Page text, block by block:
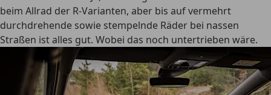
beim Allrad der R-Varianten, aber bis auf vermehrt
durchdrehende sowie stempelnde Räder bei nassen
Straßen ist alles gut. Wobei das noch untertrieben wäre.